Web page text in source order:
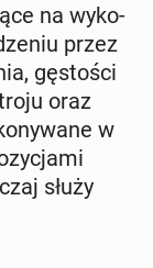
na wy­ko­
przez
gę­sto­ści
oraz
w
służy